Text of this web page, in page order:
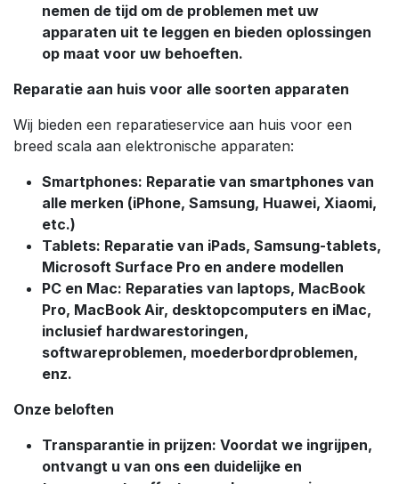
nemen de tijd om de problemen met uw
apparaten uit te leggen en bieden oplossingen
op maat voor uw behoeften.
Reparatie aan huis voor alle soorten apparaten
Wij bieden een reparatieservice aan huis voor een
breed scala aan elektronische apparaten:
Smartphones: Reparatie van smartphones van
alle merken (iPhone, Samsung, Huawei, Xiaomi,
etc.)
Tablets: Reparatie van iPads, Samsung-tablets,
Microsoft Surface Pro en andere modellen
PC en Mac: Reparaties van laptops, MacBook
Pro, MacBook Air, desktopcomputers en iMac,
inclusief hardwarestoringen,
softwareproblemen, moederbordproblemen,
enz.
Onze beloften
Transparantie in prijzen: Voordat we ingrijpen,
ontvangt u van ons een duidelijke en